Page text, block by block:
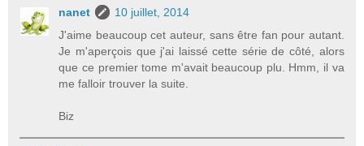
nanet
10 juillet, 2014
J'aime beaucoup cet auteur, sans être fan pour autant.
Je m'aperçois que j'ai laissé cette série de côté, alors
que ce premier tome m'avait beaucoup plu. Hmm, il va
me falloir trouver la suite.
Biz